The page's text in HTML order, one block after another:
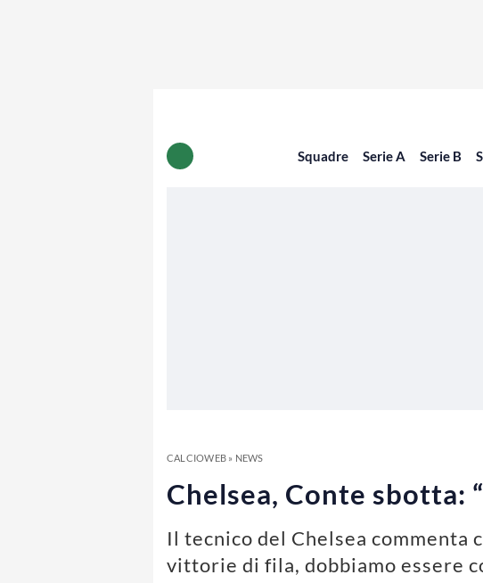
Squadre Serie A Serie B
CALCIOWEB» NEWS
Chelsea, Conte sbotta:
Il tecnico del Chelsea
vittorie di fila, dobbiamo essere